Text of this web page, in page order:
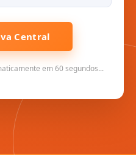
Central
em 60 segundos...